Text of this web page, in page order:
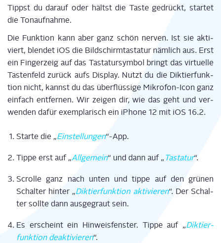
Tippst du dar­auf oder hältst die Tas­te gedrückt, star­tet
die Tonaufnahme.
Die Funk­ti­on kann aber ganz schön ner­ven. Ist sie akti­
viert, blen­det iOS die Bild­schirm­tas­ta­tur näm­lich aus. Erst
ein Fin­ger­zeig auf das Tas­ta­tur­sym­bol bringt das vir­tu­el­le
Tas­ten­feld zurück aufs Dis­play. Nutzt du die Dik­tier­funk­
ti­on nicht, kannst du das über­flüs­si­ge Mikro­fon-Icon ganz
ein­fach ent­fer­nen. Wir zei­gen dir, wie das geht und ver­
wen­den dafür exem­pla­risch ein iPho­ne 12 mit iOS 16.2.
Star­te die „Ein­stel­lun­gen“-App.
Tip­pe erst auf „All­ge­mein“ und dann auf „ Tas­ta­tur“.
Scrol­le ganz nach unten und tip­pe auf den grü­nen
Schal­ter hin­ter „Dik­tier­funk­ti­on akti­vie­ren“. Der Schal­
ter soll­te dann aus­ge­graut sein.
Es erscheint ein Hin­weis­fens­ter. Tip­pe auf „Dik­tier­
funk­ti­on deak­ti­vie­ren“.